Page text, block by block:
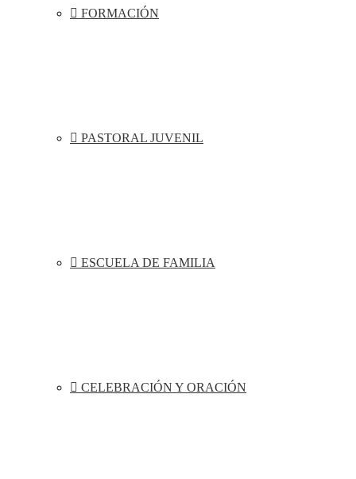
FORMACIÓN
PASTORAL JUVENIL
ESCUELA DE FAMILIA
CELEBRACIÓN Y ORACIÓN